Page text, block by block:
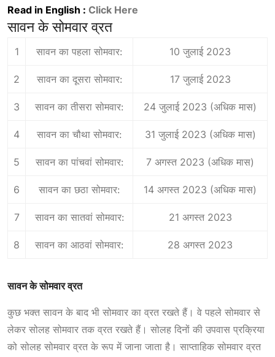
Read in English : Click Here
सावन के सोमवार व्रत
1 सावन का पहला सोमवार: 10 जुलाई 2023
2 सावन का दूसरा सोमवार: 17 जुलाई 2023
3 सावन का तीसरा सोमवार: 24 जुलाई 2023 (अधिक मास)
4 सावन का चौथा सोमवार: 31 जुलाई 2023 (अधिक मास)
5 सावन का पांचवां सोमवार: 7 अगस्त 2023 (अधिक मास)
6 सावन का छठा सोमवार: 14 अगस्त 2023 (अधिक मास)
7 सावन का सातवां सोमवार: 21 अगस्त 2023
8 सावन का आठवां सोमवार: 28 अगस्त 2023
सावन के सोमवार व्रत
कुछ भक्त सावन के बाद भी सोमवार का व्रत रखते हैं। वे पहले सोमवार से
लेकर सोलह सोमवार तक व्रत रखते हैं। सोलह दिनों की उपवास प्रक्रिया
को सोलह सोमवार व्रत के रूप में जाना जाता है। साप्ताहिक सोमवार व्रत